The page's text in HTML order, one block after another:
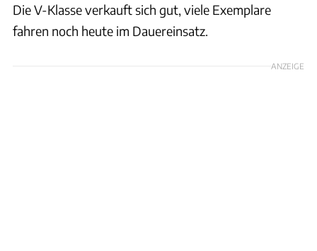
Die V-Klasse verkauft sich gut, viele Exemplare
fahren noch heute im Dauereinsatz.
ANZEIGE